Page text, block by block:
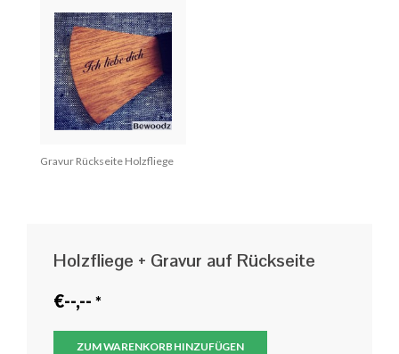
Gravur Rückseite Holzfliege
Holzfliege + Gravur auf Rückseite
€--,-- *
ZUM WARENKORB HINZUFÜGEN